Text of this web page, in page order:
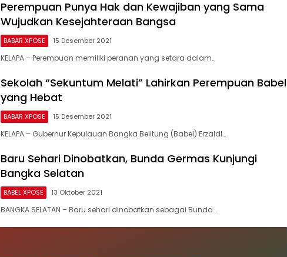
Perempuan Punya Hak dan Kewajiban yang Sama
Wujudkan Kesejahteraan Bangsa
BABAR XPOSE 15 Desember 2021
KELAPA – Perempuan memiliki peranan yang setara dalam…
Sekolah “Sekuntum Melati” Lahirkan Perempuan Babel
yang Hebat
BABAR XPOSE 15 Desember 2021
KELAPA – Gubernur Kepulauan Bangka Belitung (Babel) Erzaldi…
Baru Sehari Dinobatkan, Bunda Germas Kunjungi
Bangka Selatan
BABEL XPOSE 13 Oktober 2021
BANGKA SELATAN – Baru sehari dinobatkan sebagai Bunda…